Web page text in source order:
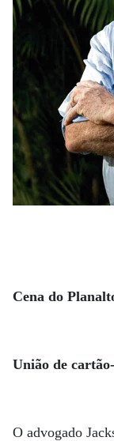
Cena do
União de
O advogado